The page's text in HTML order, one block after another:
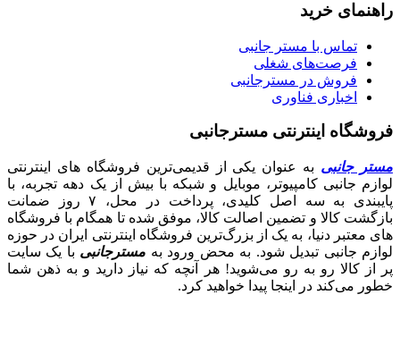
راهنمای خرید
تماس با مستر جانبی
فرصت‌های شغلی
فروش در مسترجانبی
اخباری فناوری
فروشگاه اینترنتی مسترجانبی
مستر جانبی به عنوان یکی از قدیمی‌ترین فروشگاه های اینترنتی
لوازم جانبی کامپیوتر، موبایل و شبکه با بیش از یک دهه تجربه، با
پایبندی به سه اصل کلیدی، پرداخت در محل، ۷ روز ضمانت
بازگشت کالا و تضمین اصالت کالا، موفق شده تا همگام با فروشگاه‌
های معتبر دنیا، به یک از بزرگ‌ترین فروشگاه اینترنتی ایران در حوزه
لوازم جانبی تبدیل شود. به محض ورود به مسترجانبی با یک سایت
پر از کالا رو به رو می‌شوید! هر آنچه که نیاز دارید و به ذهن شما
خطور می‌کند در اینجا پیدا خواهید کرد.